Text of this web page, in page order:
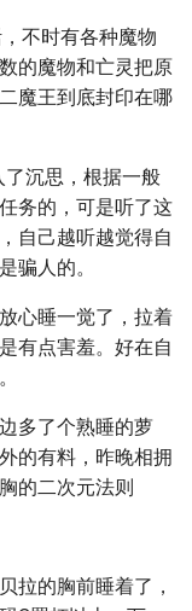
不时有各种魔物
的魔物和亡灵把原
魔王到底封印在哪
了沉思，根据一般
务的，可是听了这
自己越听越觉得自
骗人的。
心睡一觉了，拉着
有点害羞。好在自
多了个熟睡的萝
的有料，昨晚相拥
的二次元法则
拉的胸前睡着了，